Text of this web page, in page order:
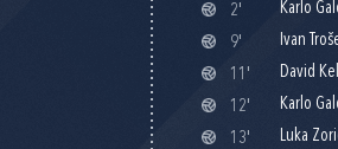
2'
Karlo
9'
Ivan
11'
David
12'
Karlo
13'
Luka